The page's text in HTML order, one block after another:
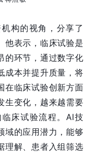
机构的视角，分享了
他表示，临床试验是
的环节，通过数字化
成本并提升质量，将
在临床试验创新方面
生变化，越来越需要
床试验流程。AI技
域的应用潜力，能够
理解、患者入组筛选